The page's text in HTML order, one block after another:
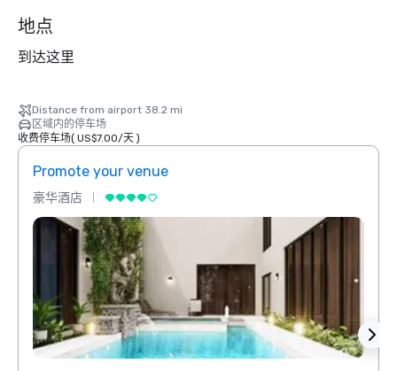
地点
到达这里
Distance from airport 38.2 mi
区域内的停车场
收费停车场( US$7.00/天)
Promote your venue
豪华酒店